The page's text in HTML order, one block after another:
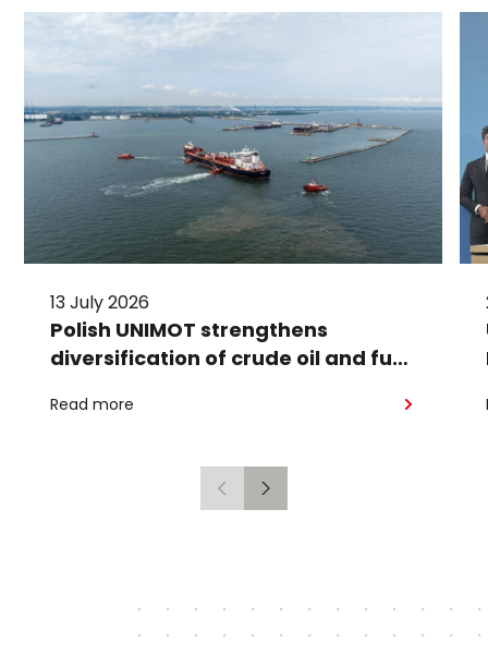
13 July 2026
Polish UNIMOT strengthens
diversification of crude oil and fuel
American crude shipped via
Read more
Previous
Next